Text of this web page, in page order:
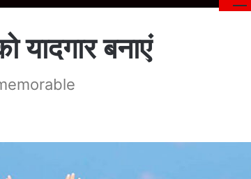
यादगार बनाएं